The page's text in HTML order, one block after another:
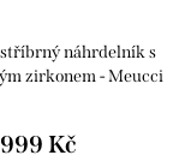
náhrdelník s
zirkonem - Meucci
999 Kč